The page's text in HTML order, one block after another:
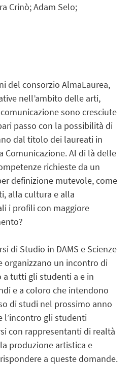
Crinò; Adam Selo;
del consorzio AlmaLaurea,
nell’ambito delle arti,
sono cresciute
passo con la possibilità di
dal titolo dei laureati in
Comunicazione. Al di là delle
richieste da un
definizione mutevole, come
alla cultura e alla
i profili con maggiore
di Studio in DAMS e Scienze
organizzano un incontro di
tutti gli studenti a e in
e a coloro che intendono
di studi nel prossimo anno
l’incontro gli studenti
con rappresentanti di realtà
produzione artistica e
a queste domande.